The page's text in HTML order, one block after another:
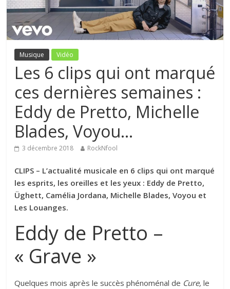
Musique Vidéo
Les 6 clips qui ont marqué
ces dernières semaines :
Eddy de Pretto, Michelle
Blades, Voyou…
3 décembre 2018 RockNfool
CLIPS – L’actualité musicale en 6 clips qui ont marqué
les esprits, les oreilles et les yeux : Eddy de Pretto,
Üghett, Camélia Jordana, Michelle Blades, Voyou et
Les Louanges.
Eddy de Pretto –
« Grave »
Quelques mois après le succès phénoménal de Cure,le